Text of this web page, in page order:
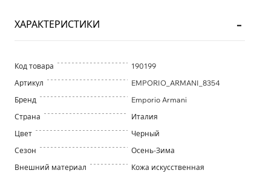
ХАРАКТЕРИСТИКИ
Код товара
190199
Артикул
EMPORIO_ARMANI_8354
Бренд
Emporio Armani
Страна
Италия
Цвет
Черный
Сезон
Осень-Зима
Внешний материал
Кожа искусственная